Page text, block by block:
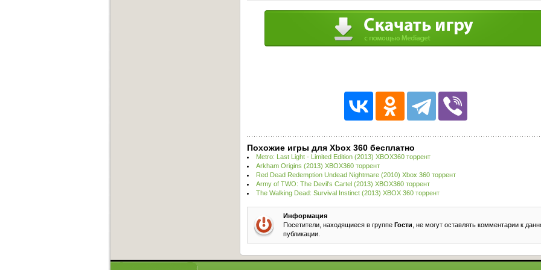
Похожие игры для Xbox 360 бесплатно
Metro: Last Light - Limited Edition (2013) XBOX360 торрент
Arkham Origins (2013) XBOX360 торрент
Red Dead Redemption Undead Nightmare (2010) Xbox 360 торрент
Army of TWO: The Devil's Cartel (2013) XBOX360 торрент
The Walking Dead: Survival Instinct (2013) XBOX 360 торрент
Информация
Посетители, находящиеся в группе Гости , не могут оставлять комментарии к
публикации.